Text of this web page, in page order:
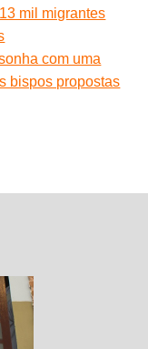
mil migrantes
com uma
bispos propostas